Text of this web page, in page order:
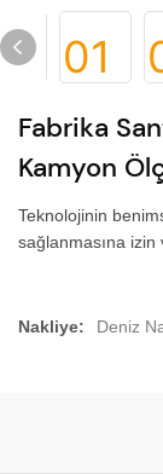
Fabrika
Kamyon
Teknolojinin
sağlanmasına izin
Nakliye: Deniz